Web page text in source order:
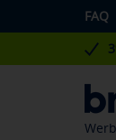
FAQ